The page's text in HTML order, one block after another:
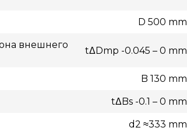
D 500 mm
внешнего
tΔDmp -0.045 – 0 mm
B 130 mm
tΔBs -0.1 – 0 mm
d2 ≈333 mm